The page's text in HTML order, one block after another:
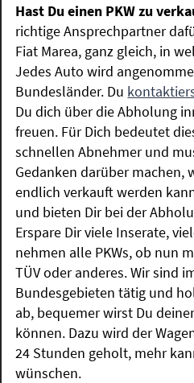
Hast Du einen PKW zu
richtige Ansprechpartner
Fiat Marea, ganz gleich, in
Jedes Auto wird
Bundesländer. Du
Du dich über die Abholung
freuen. Für Dich bedeutet
schnellen Abnehmer und
Gedanken darüber machen,
endlich verkauft werden
und bieten Dir bei der
Erspare Dir viele Inserate,
nehmen alle PKWs, ob nun
TÜV oder anderes. Wir sind
Bundesgebieten tätig und
ab, bequemer wirst Du
können. Dazu wird der
24 Stunden geholt, mehr
wünschen.